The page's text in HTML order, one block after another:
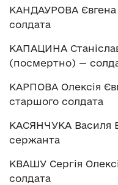
КАНДАУРОВА Євгена
солдата
КАПАЦИНА
(посмертно) —
КАРПОВА Олексія
старшого солдата
КАСЯНЧУКА Василя
сержанта
КВАШУ Сергія
солдата